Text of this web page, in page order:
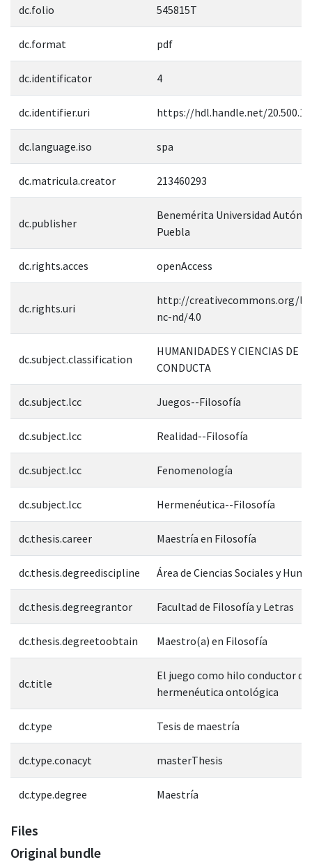
dc.folio 545815T
dc.format pdf
dc.identificator 4
dc.identifier.uri https://hdl.handle.net/
dc.language.iso spa
dc.matricula.creator 213460293
dc.publisher
Benemérita Universidad
Puebla
dc.rights.acces openAccess
dc.rights.uri
http://creativecommons.org/
nc-nd/4.0
dc.subject.classification
HUMANIDADES Y CIENCIAS DE LA
CONDUCTA
dc.subject.lcc Juegos--Filosofía
dc.subject.lcc Realidad--Filosofía
dc.subject.lcc Fenomenología
dc.subject.lcc Hermenéutica--Filosofía
dc.thesis.career Maestría en Filosofía
dc.thesis.degreediscipline Área de Ciencias Sociales y
dc.thesis.degreegrantor Facultad de Filosofía y Letras
dc.thesis.degreetoobtain Maestro(a) en Filosofía
dc.title
El juego como hilo conductor de
hermenéutica ontológica
dc.type Tesis de maestría
dc.type.conacyt masterThesis
dc.type.degree Maestría
Files
Original bundle